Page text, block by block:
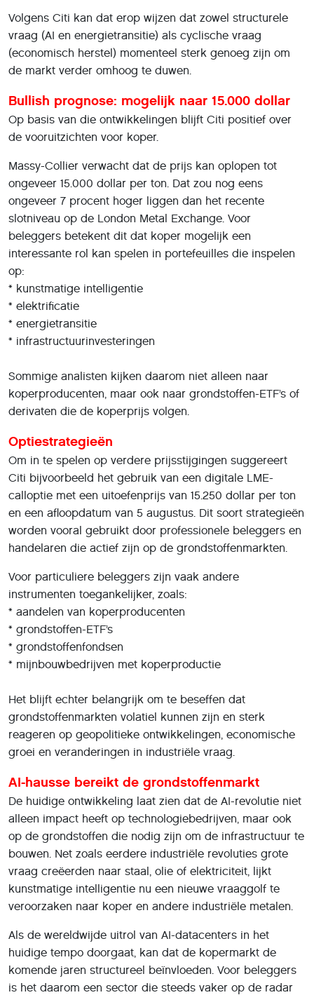
Volgens Citi kan dat erop wijzen dat zowel structurele
vraag (AI en energietransitie) als cyclische vraag
(economisch herstel) momenteel sterk genoeg zijn om
de markt verder omhoog te duwen.
Bullish prognose: mogelijk naar 15.000 dollar
Op basis van die ontwikkelingen blijft Citi positief over
de vooruitzichten voor koper.
Massy-Collier verwacht dat de prijs kan oplopen tot
ongeveer 15.000 dollar per ton. Dat zou nog eens
ongeveer 7 procent hoger liggen dan het recente
slotniveau op de London Metal Exchange. Voor
beleggers betekent dit dat koper mogelijk een
interessante rol kan spelen in portefeuilles die inspelen
op:
* kunstmatige intelligentie
* elektrificatie
* energietransitie
* infrastructuurinvesteringen
Sommige analisten kijken daarom niet alleen naar
koperproducenten, maar ook naar grondstoffen-ETF’s of
derivaten die de koperprijs volgen.
Optiestrategieën
Om in te spelen op verdere prijsstijgingen suggereert
Citi bijvoorbeeld het gebruik van een digitale LME-
calloptie met een uitoefenprijs van 15.250 dollar per ton
en een afloopdatum van 5 augustus. Dit soort strategieën
worden vooral gebruikt door professionele beleggers en
handelaren die actief zijn op de grondstoffenmarkten.
Voor particuliere beleggers zijn vaak andere
instrumenten toegankelijker, zoals:
* aandelen van koperproducenten
* grondstoffen-ETF’s
* grondstoffenfondsen
* mijnbouwbedrijven met koperproductie
Het blijft echter belangrijk om te beseffen dat
grondstoffenmarkten volatiel kunnen zijn en sterk
reageren op geopolitieke ontwikkelingen, economische
groei en veranderingen in industriële vraag.
AI-hausse bereikt de grondstoffenmarkt
De huidige ontwikkeling laat zien dat de AI-revolutie niet
alleen impact heeft op technologiebedrijven, maar ook
op de grondstoffen die nodig zijn om de infrastructuur te
bouwen. Net zoals eerdere industriële revoluties grote
vraag creëerden naar staal, olie of elektriciteit, lijkt
kunstmatige intelligentie nu een nieuwe vraaggolf te
veroorzaken naar koper en andere industriële metalen.
Als de wereldwijde uitrol van AI-datacenters in het
huidige tempo doorgaat, kan dat de kopermarkt de
komende jaren structureel beïnvloeden. Voor beleggers
is het daarom een sector die steeds vaker op de radar